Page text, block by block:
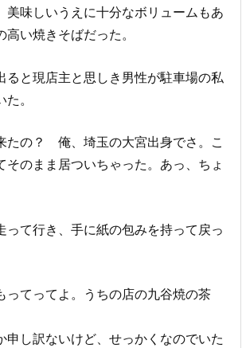
美味しいうえに十分なボリュームもあ
い焼きそばだった。
ると現店主と思しき男性が駐車場の私
。
たの？ 俺、埼玉の大宮出身でさ。こ
そのまま居ついちゃった。あっ、ちょ
って行き、手に紙の包みを持って戻っ
ってってよ。うちの店の九谷焼の茶
申し訳ないけど、せっかくなのでいた